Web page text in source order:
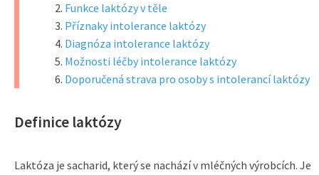
Funkce laktózy v těle
Příznaky intolerance laktózy
Diagnóza intolerance laktózy
Možnosti léčby intolerance laktózy
Doporučená strava pro osoby s intolerancí laktózy
Definice laktózy
Laktóza je sacharid, který se nachází v mléčných výrobcích. Je